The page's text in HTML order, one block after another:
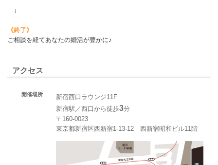
↓
《終了》
ご相談を経てあなたの婚活が豊かに♪
アクセス
開催場所
新宿西口ラウンジ11F
新宿駅／西口から徒歩3分
〒160-0023
東京都新宿区西新宿1-13-12 西新宿昭和ビル11階